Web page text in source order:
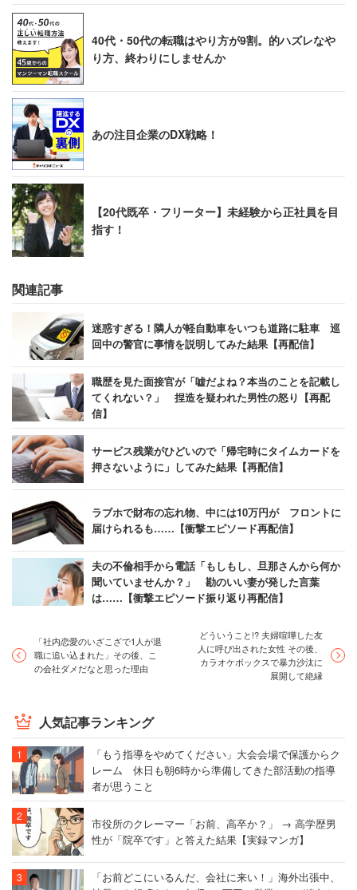
40代・50代の転職はやり方が9割。的ハズレなや
り方、終わりにしませんか
あの注目企業のDX戦略！
【20代既卒・フリーター】未経験から正社員を目
指す！
関連記事
迷惑すぎる！隣人が軽自動車をいつも道路に駐車 巡
回中の警官に事情を説明してみた結果【再配信】
職歴を見た面接官が「嘘だよね？本当のことを記載し
てくれない？」 捏造を疑われた男性の怒り【再配
信】
サービス残業がひどいので「帰宅時にタイムカードを
押さないように」してみた結果【再配信】
ラブホで財布の忘れ物、中には10万円が フロントに
届けられるも……【衝撃エピソード再配信】
夫の不倫相手から電話「もしもし、旦那さんから何か
聞いていませんか？」 勘のいい妻が発した言葉
は……【衝撃エピソード振り返り再配信】
「社内恋愛のいざこざで1人が退
職に追い込まれた」その後、こ
の会社ダメだなと思った理由
どういうこと!? 夫婦喧嘩した友
人に呼び出された女性 その後、
カラオケボックスで暴力沙汰に
展開して絶縁
人気記事ランキング
「もう指導をやめてください」大会会場で保護からク
レーム 休日も朝6時から準備してきた部活動の指導
者が思うこと
市役所のクレーマー「お前、高卒か？」 → 高学歴男
性が「院卒です」と答えた結果【実録マンガ】
「お前どこにいるんだ、会社に来い！」海外出張中、